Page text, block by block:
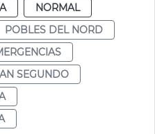
NORMAL
POBLES DEL NORD
SEGUNDO